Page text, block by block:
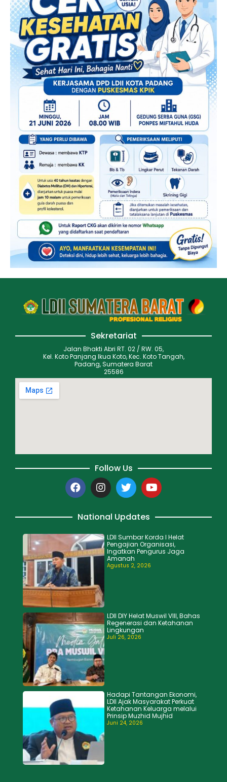
Sekretariat
Jalan Bhakti Abri RT. 02 / RW. 05,
Kel. Koto Panjang Ikua Koto, Kec. Koto Tangah,
Padang, Sumatera Barat
25586
Follow Us
National Updates
LDII Sumbar Korda I Helat
Pengajian Organisasi,
Ingatkan Pengurus Jaga
Amanah
Agustus 2, 2026
LDII DIY Helat Muswil VIII, Bahas
Regenerasi dan Ketahanan
Lingkungan
Juli 26, 2026
Hadapi Tantangan Ekonomi,
LDII Ajak Masyarakat Perkuat
Ketahanan Keluarga melalui
Prinsip Muzhid Mujhid
Juni 24, 2026